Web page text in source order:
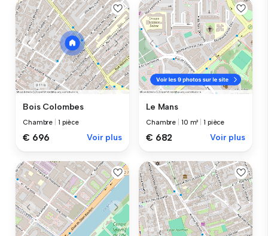
Bois Colombes
Chambre 1 pièce
€ 696 Voir plus
Le Mans
Chambre 10 m² |1 pièce
€ 682 Voir plus